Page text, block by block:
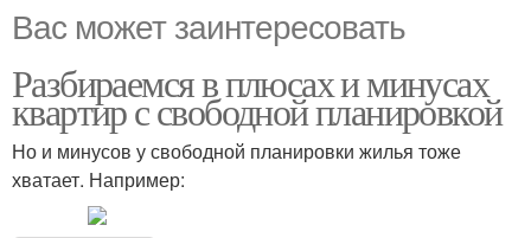
Вас может заинтересовать
Разбираемся в плюсах и минусах
квартир с свободной планировкой
Но и минусов у свободной планировки жилья тоже
хватает. Например: